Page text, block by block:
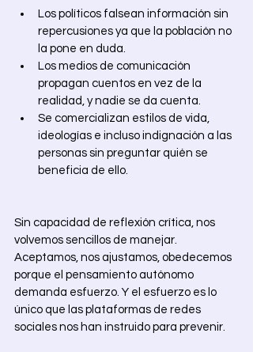
Los políticos falsean información sin
repercusiones ya que la población no
la pone en duda.
Los medios de comunicación
propagan cuentos en vez de la
realidad, y nadie se da cuenta.
Se comercializan estilos de vida,
ideologías e incluso indignación a las
personas sin preguntar quién se
beneficia de ello.
Sin capacidad de reflexión crítica, nos
volvemos sencillos de manejar.
Aceptamos, nos ajustamos, obedecemos
porque el pensamiento autónomo
demanda esfuerzo. Y el esfuerzo es lo
único que las plataformas de redes
sociales nos han instruido para prevenir.